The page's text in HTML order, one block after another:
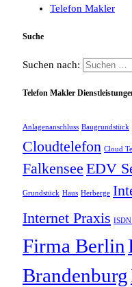
Telefon Makler
Suche
Suchen nach:
Telefon Makler
Anlagenanschluss Baugrundstück
Cloudtelefon Cloud
Falkensee EDV
Grundstück Haus Herberge
Internet Praxis
Firma Berlin
Brandenburg